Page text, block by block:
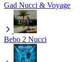
Gad Nucci & Voyage
Bebo 2 Nucci